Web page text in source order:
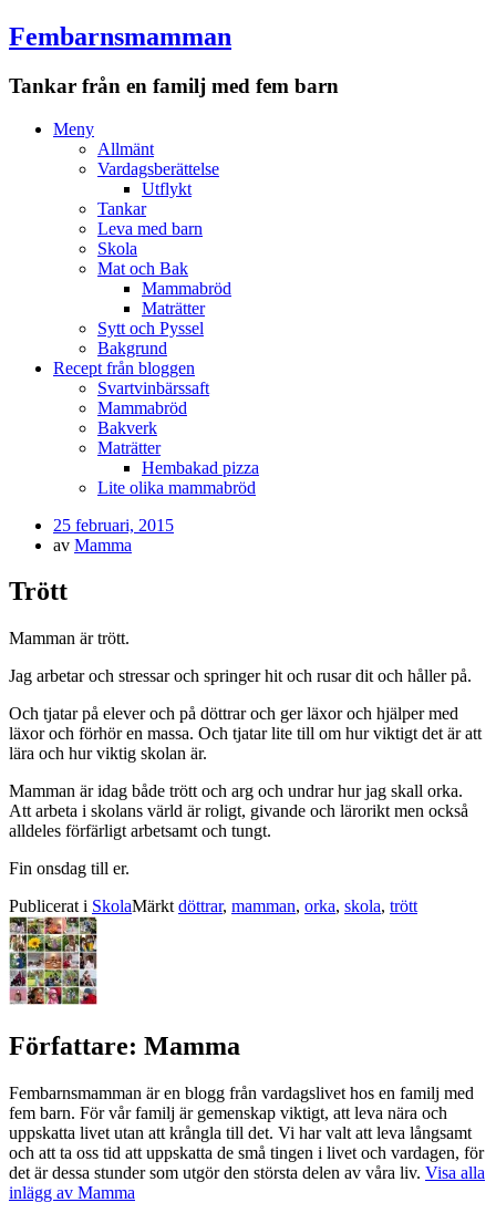
Fembarnsmamman
Tankar från en familj med fem barn
Meny
HoppaMeny
Allmänt
Vardagsberättelse
Utflykt
Tankar
Leva med barn
Skola
Mat och Bak
Mammabröd
Maträtter
Sytt och Pyssel
Bakgrund
Recept från bloggen
Svartvinbärssaft
Mammabröd
Bakverk
Maträtter
Hembakad pizza
Lite olika mammabröd
Publicerad
den
25 februari, 2015
av Mamma
Trött
Mamman är trött.
Jag arbetar och stressar och springer hit och rusar dit och håller på.
Och tjatar på elever och på döttrar och ger läxor och hjälper med
läxor och förhör en massa. Och tjatar lite till om hur viktigt det är att
lära och hur viktig skolan är.
Mamman är idag både trött och arg och undrar hur jag skall orka.
Att arbeta i skolans värld är roligt, givande och lärorikt men också
alldeles förfärligt arbetsamt och tungt.
Fin onsdag till er.
Publicerat i SkolaMärkt döttrar, mamman, orka, skola, trött
Författare: Mamma
Fembarnsmamman är en blogg från vardagslivet hos en familj med
fem barn. För vår familj är gemenskap viktigt, att leva nära och
uppskatta livet utan att krångla till det. Vi har valt att leva långsamt
och att ta oss tid att uppskatta de små tingen i livet och vardagen, för
det är dessa stunder som utgör den största delen av våra liv. Visa alla
inlägg av Mamma